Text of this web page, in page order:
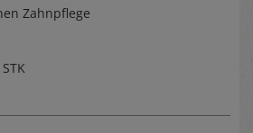
Zahnpflege
STK